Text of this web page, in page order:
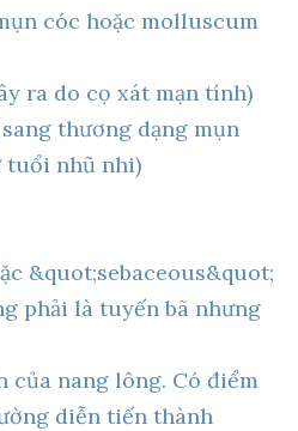
cóc hoặc molluscum
ra do cọ xát mạn tính)
thương dạng mụn
tuổi nhũ nhi)
&quot;sebaceous&quot;
phải là tuyến bã nhưng
của nang lông. Có điểm
diễn tiến thành